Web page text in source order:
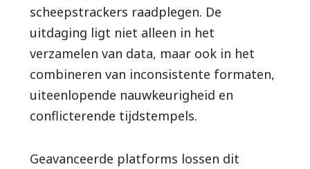
scheepstrackers raadplegen. De
uitdaging ligt niet alleen in het
verzamelen van data, maar ook in het
combineren van inconsistente formaten,
uiteenlopende nauwkeurigheid en
conflicterende tijdstempels.
Geavanceerde platforms lossen dit